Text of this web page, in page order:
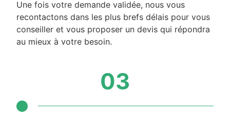
Une fois votre demande validée, nous vous
recontactons dans les plus brefs délais pour vous
conseiller et vous proposer un devis qui répondra
au mieux à votre besoin.
03